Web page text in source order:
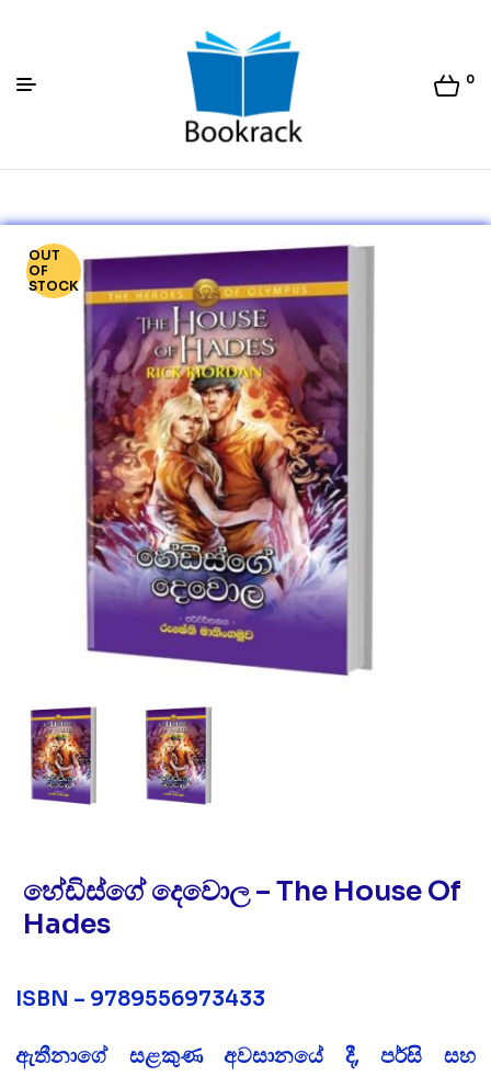
Bookrack.lk
0
OUT
OF
STOCK
හේඩිස්ගේ දෙවොල – The House Of
Hades
ISBN – 9789556973433
ඇතීනාගේ සළකුණ අවසානයේ දී, පර්සි සහ